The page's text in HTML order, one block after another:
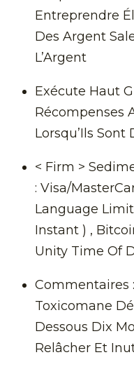
Entreprendre
Des Argent
L’Argent
Exécute Haut
Récompenses
Lorsqu’Ils Sont
< Firm >
: Visa/
Language
Instant ) ,
Unity Time Of
Commentaires
Toxicomane
Dessous Dix
Relâcher Et